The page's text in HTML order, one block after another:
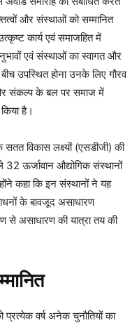
और संस्थाओं को सम्मानित
कार्य एवं समाजहित में
एवं संस्थाओं का स्वागत और
उपस्थित होना उनके लिए गौरव
संकल्प के बल पर समाज में
है।
विकास लक्ष्यों (एसडीजी) की
32 ऊर्जावान औद्योगिक संस्थानों
कहा कि इन संस्थानों ने यह
के बावजूद असाधारण
से असाधारण की यात्रा तय की
प्रत्येक वर्ष अनेक चुनौतियों का